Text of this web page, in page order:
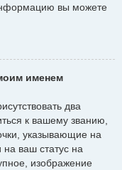
вы можете
именем
два
к вашему званию,
указывающие на
ваш статус на
изображение